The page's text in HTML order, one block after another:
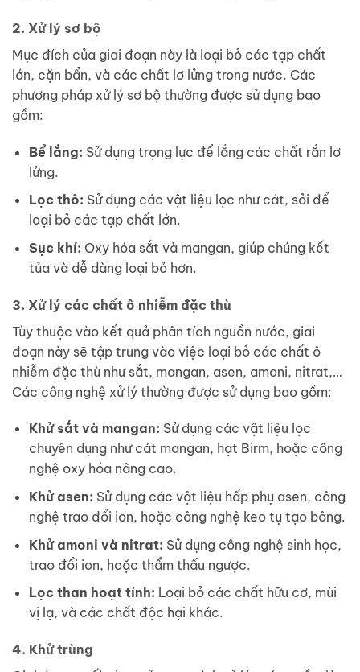
2. Xử lý sơ bộ
Mục đích của giai đoạn này là loại bỏ các tạp chất
lớn, cặn bẩn, và các chất lơ lửng trong nước. Các
phương pháp xử lý sơ bộ thường được sử dụng bao
gồm:
Bể lắng: Sử dụng trọng lực để lắng các chất rắn lơ
lửng.
Lọc thô: Sử dụng các vật liệu lọc như cát, sỏi để
loại bỏ các tạp chất lớn.
Sục khí: Oxy hóa sắt và mangan, giúp chúng kết
tủa và dễ dàng loại bỏ hơn.
3. Xử lý các chất ô nhiễm đặc thù
Tùy thuộc vào kết quả phân tích nguồn nước, giai
đoạn này sẽ tập trung vào việc loại bỏ các chất ô
nhiễm đặc thù như sắt, mangan, asen, amoni, nitrat,…
Các công nghệ xử lý thường được sử dụng bao gồm:
Khử sắt và mangan: Sử dụng các vật liệu lọc
chuyên dụng như cát mangan, hạt Birm, hoặc công
nghệ oxy hóa nâng cao.
Khử asen: Sử dụng các vật liệu hấp phụ asen, công
nghệ trao đổi ion, hoặc công nghệ keo tụ tạo bông.
Khử amoni và nitrat: Sử dụng công nghệ sinh học,
trao đổi ion, hoặc thẩm thấu ngược.
Lọc than hoạt tính: Loại bỏ các chất hữu cơ, mùi
vị lạ, và các chất độc hại khác.
4. Khử trùng